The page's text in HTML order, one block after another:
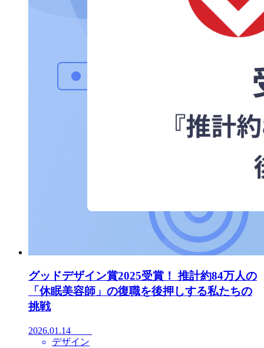
グッドデザイン賞2025受賞！ 推計約84万人の
「休眠美容師」の復職を後押しする私たちの
挑戦
2026.01.14
デザイン